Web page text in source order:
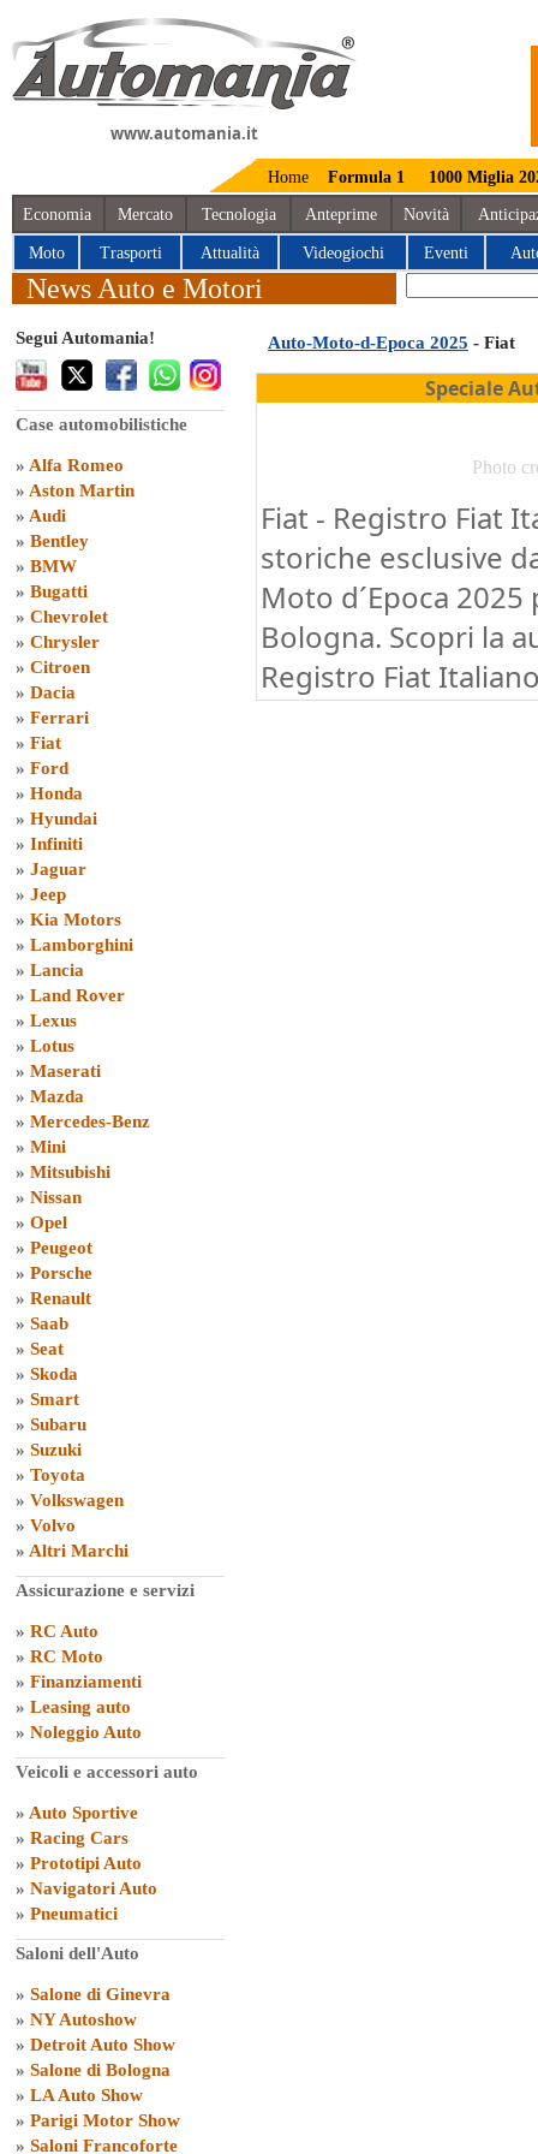
www.automania.it
Home Formula 1 1000 Miglia
Economia Mercato Tecnologia Anteprime Novità
Moto Trasporti Attualità Videogiochi Eventi
News Auto e Motori
Segui Automania!
Case automobilistiche
» Alfa Romeo
» Aston Martin
» Audi
» Bentley
» BMW
» Bugatti
» Chevrolet
» Chrysler
» Citroen
» Dacia
» Ferrari
» Fiat
» Ford
» Honda
» Hyundai
» Infiniti
» Jaguar
» Jeep
» Kia Motors
» Lamborghini
» Lancia
» Land Rover
» Lexus
» Lotus
» Maserati
» Mazda
» Mercedes-Benz
» Mini
» Mitsubishi
» Nissan
» Opel
» Peugeot
» Porsche
» Renault
» Saab
» Seat
» Skoda
» Smart
» Subaru
» Suzuki
» Toyota
» Volkswagen
» Volvo
» Altri Marchi
Assicurazione e servizi
» RC Auto
» RC Moto
» Finanziamenti
» Leasing auto
» Noleggio Auto
Veicoli e accessori auto
» Auto Sportive
» Racing Cars
» Prototipi Auto
» Navigatori Auto
» Pneumatici
Saloni dell'Auto
» Salone di Ginevra
» NY Autoshow
» Detroit Auto Show
» Salone di Bologna
» LA Auto Show
» Parigi Motor Show
» Saloni Francoforte
Auto-Moto-d-Epoca 2025 - Fiat
Speciale
Photo
Fiat - Registro Fiat
storiche esclusive
Moto d´Epoca
Bologna. Scopri la
Registro Fiat